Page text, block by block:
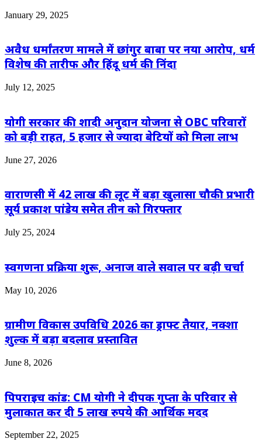
January 29, 2025
अवैध धर्मांतरण मामले में छांगुर बाबा पर नया आरोप, धर्म
विशेष की तारीफ और हिंदू धर्म की निंदा
July 12, 2025
योगी सरकार की शादी अनुदान योजना से OBC परिवारों
को बड़ी राहत, 5 हजार से ज्यादा बेटियों को मिला लाभ
June 27, 2026
वाराणसी में 42 लाख की लूट में बड़ा खुलासा चौकी प्रभारी
सूर्य प्रकाश पांडेय समेत तीन को गिरफ्तार
July 25, 2024
स्वगणना प्रक्रिया शुरू, अनाज वाले सवाल पर बढ़ी चर्चा
May 10, 2026
ग्रामीण विकास उपविधि 2026 का ड्राफ्ट तैयार, नक्शा
शुल्क में बड़ा बदलाव प्रस्तावित
June 8, 2026
पिपराइच कांड: CM योगी ने दीपक गुप्ता के परिवार से
मुलाकात कर दी 5 लाख रुपये की आर्थिक मदद
September 22, 2025